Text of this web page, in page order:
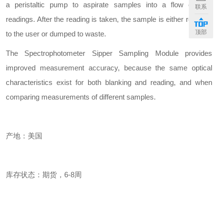
a peristaltic pump to aspirate samples into a flow cell for
readings. After the reading is taken, the sample is either returned
to the user or dumped to waste.
The Spectrophotometer Sipper Sampling Module provides
improved measurement accuracy, because the same optical
characteristics exist for both blanking and reading, and when
comparing measurements of different samples.
产地：美国
库存状态：期货，6-8周
联系
顶部